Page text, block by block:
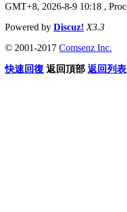
GMT+8, 2026-8-9 10:18 ,
Powered by Discuz! X3.3
© 2001-2017 Comsenz Inc.
快速回復 返回頂部 返回列表